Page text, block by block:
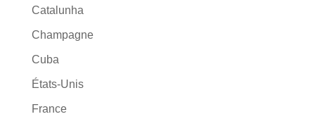
Catalunha
Champagne
Cuba
États-Unis
France